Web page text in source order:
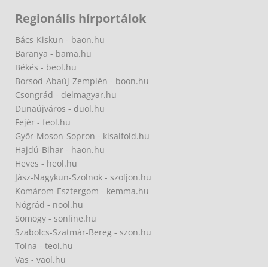
Regionális hírportálok
Bács-Kiskun - baon.hu
Baranya - bama.hu
Békés - beol.hu
Borsod-Abaúj-Zemplén - boon.hu
Csongrád - delmagyar.hu
Dunaújváros - duol.hu
Fejér - feol.hu
Győr-Moson-Sopron - kisalfold.hu
Hajdú-Bihar - haon.hu
Heves - heol.hu
Jász-Nagykun-Szolnok - szoljon.hu
Komárom-Esztergom - kemma.hu
Nógrád - nool.hu
Somogy - sonline.hu
Szabolcs-Szatmár-Bereg - szon.hu
Tolna - teol.hu
Vas - vaol.hu